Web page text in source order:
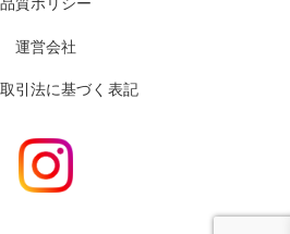
品質ポリシー
運営会社
引法に基づく表記